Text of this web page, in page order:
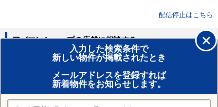
配信停止はこちら
入力した検索条件で
新しい物件が掲載されたとき
メールアドレスを登録すれば
新着物件をお知らせします。
アパマンショップの店舗に相談する
賃貸のプロがお部屋探し！
おまかせ物件リクエスト
住みたい街の店舗を探す